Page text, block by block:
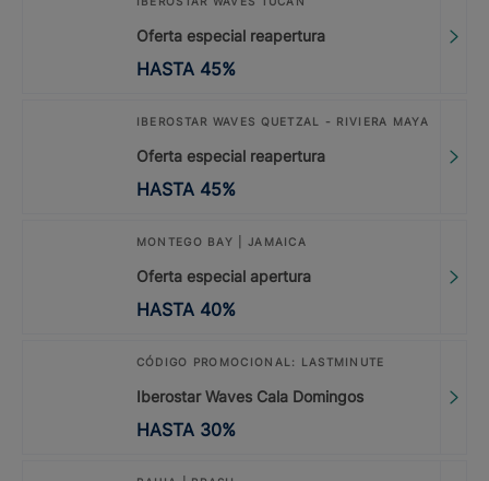
Oferta especial reapertura
HASTA 45%
IBEROSTAR WAVES QUETZAL - RIVIERA MAYA
Oferta especial reapertura
HASTA 45%
MONTEGO BAY | JAMAICA
Oferta especial apertura
HASTA 40%
CÓDIGO PROMOCIONAL: LASTMINUTE
Iberostar Waves Cala Domingos
HASTA 30%